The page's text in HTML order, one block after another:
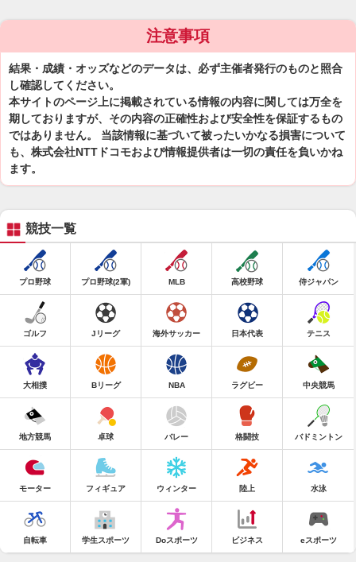
注意事項
結果・成績・オッズなどのデータは、必ず主催者発行のものと照合
し確認してください。
本サイトのページ上に掲載されている情報の内容に関しては万全を
期しておりますが、その内容の正確性および安全性を保証するもの
ではありません。 当該情報に基づいて被ったいかなる損害について
も、株式会社NTTドコモおよび情報提供者は一切の責任を負いかね
ます。
競技一覧
プロ野球 プロ野球(2軍) MLB 高校野球 侍ジャパン
ゴルフ Jリーグ 海外サッカー 日本代表 テニス
大相撲 Bリーグ NBA ラグビー 中央競馬
地方競馬 卓球 バレー 格闘技 バドミントン
モーター フィギュア ウィンター 陸上 水泳
自転車 学生スポーツ Doスポーツ ビジネス eスポーツ